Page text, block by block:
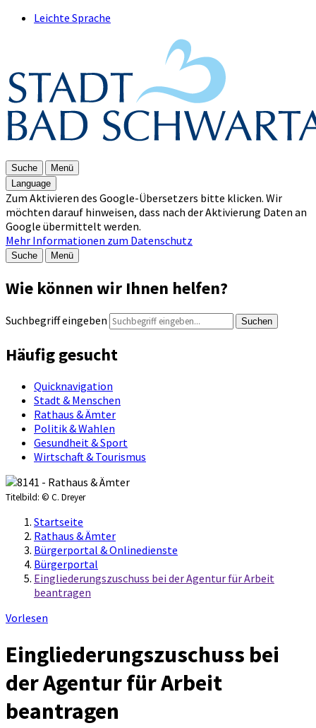
Leichte Sprache
Suche
Menü
Language
Zum Aktivieren des Google-Übersetzers bitte klicken. Wir
möchten darauf hinweisen, dass nach der Aktivierung Daten an
Google übermittelt werden.
Mehr Informationen zum Datenschutz
Suche Menü
Wie können wir Ihnen helfen?
Suchbegriff eingeben Suchen
Häufig gesucht
Quicknavigation
Stadt & Menschen
Rathaus & Ämter
Politik & Wahlen
Gesundheit & Sport
Wirtschaft & Tourismus
Titelbild: © C. Dreyer
Startseite
Rathaus & Ämter
Bürgerportal & Onlinedienste
Bürgerportal
Eingliederungszuschuss bei der Agentur für Arbeit
beantragen
Vorlesen
Eingliederungszuschuss bei
der Agentur für Arbeit
beantragen